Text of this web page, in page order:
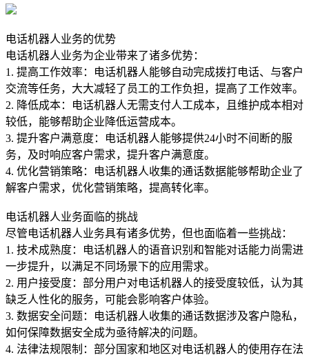
电话机器人业务的优势
电话机器人业务为企业带来了诸多优势：
1. 提高工作效率：电话机器人能够自动完成拨打电话、与客户
交流等任务，大大减轻了员工的工作负担，提高了工作效率。
2. 降低成本：电话机器人无需支付人工成本，且维护成本相对
较低，能够帮助企业降低运营成本。
3. 提升客户满意度：电话机器人能够提供24小时不间断的服
务，及时响应客户需求，提升客户满意度。
4. 优化营销策略：电话机器人收集的通话数据能够帮助企业了
解客户需求，优化营销策略，提高转化率。
电话机器人业务面临的挑战
尽管电话机器人业务具有诸多优势，但也面临着一些挑战：
1. 技术成熟度：电话机器人的语音识别和智能对话能力尚需进
一步提升，以满足不同场景下的应用需求。
2. 用户接受度：部分用户对电话机器人的接受度较低，认为其
缺乏人性化的服务，可能会影响客户体验。
3. 数据安全问题：电话机器人收集的通话数据涉及客户隐私，
如何保障数据安全成为亟待解决的问题。
4. 法律法规限制：部分国家和地区对电话机器人的使用存在法